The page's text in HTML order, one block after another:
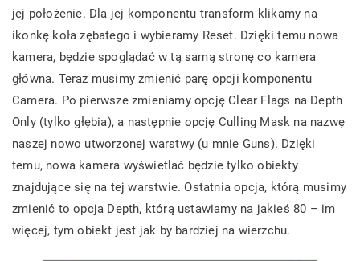
jej położenie. Dla jej komponentu transform klikamy na
ikonkę koła zębatego i wybieramy Reset. Dzięki temu nowa
kamera, będzie spoglądać w tą samą stronę co kamera
główna. Teraz musimy zmienić parę opcji komponentu
Camera. Po pierwsze zmieniamy opcję Clear Flags na Depth
Only (tylko głębia), a następnie opcję Culling Mask na nazwę
naszej nowo utworzonej warstwy (u mnie Guns). Dzięki
temu, nowa kamera wyświetlać będzie tylko obiekty
znajdujące się na tej warstwie. Ostatnia opcja, którą musimy
zmienić to opcja Depth, którą ustawiamy na jakieś 80 – im
więcej, tym obiekt jest jak by bardziej na wierzchu.